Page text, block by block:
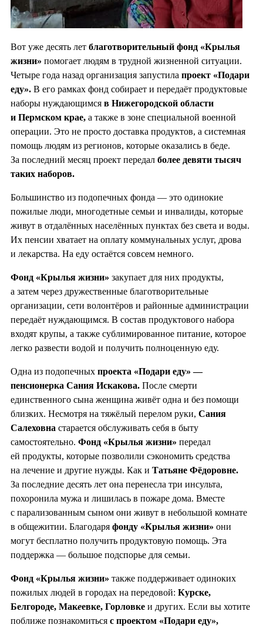
Вот уже десять лет благотворительный фонд «Крылья
жизни» помогает людям в трудной жизненной ситуации.
Четыре года назад организация запустила проект «Подари
еду». В его рамках фонд собирает и передаёт продуктовые
наборы нуждающимся в Нижегородской области
и Пермском крае, а также в зоне специальной военной
операции. Это не просто доставка продуктов, а системная
помощь людям из регионов, которые оказались в беде.
За последний месяц проект передал более девяти тысяч
таких наборов.
Большинство из подопечных фонда — это одинокие
пожилые люди, многодетные семьи и инвалиды, которые
живут в отдалённых населённых пунктах без света и воды.
Их пенсии хватает на оплату коммунальных услуг, дрова
и лекарства. На еду остаётся совсем немного.
Фонд «Крылья жизни» закупает для них продукты,
а затем через дружественные благотворительные
организации, сети волонтёров и районные администрации
передаёт нуждающимся. В состав продуктового набора
входят крупы, а также сублимированное питание, которое
легко развести водой и получить полноценную еду.
Одна из подопечных проекта «Подари еду» —
пенсионерка Сания Искакова. После смерти
единственного сына женщина живёт одна и без помощи
близких. Несмотря на тяжёлый перелом руки, Сания
Салеховна старается обслуживать себя в быту
самостоятельно. Фонд «Крылья жизни» передал
ей продукты, которые позволили сэкономить средства
на лечение и другие нужды. Как и Татьяне Фёдоровне.
За последние десять лет она перенесла три инсульта,
похоронила мужа и лишилась в пожаре дома. Вместе
с парализованным сыном они живут в небольшой комнате
в общежитии. Благодаря фонду «Крылья жизни» они
могут бесплатно получить продуктовую помощь. Эта
поддержка — большое подспорье для семьи.
Фонд «Крылья жизни» также поддерживает одиноких
пожилых людей в городах на передовой: Курске,
Белгороде, Макеевке, Горловке и других. Если вы хотите
поближе познакомиться с проектом «Подари еду»,